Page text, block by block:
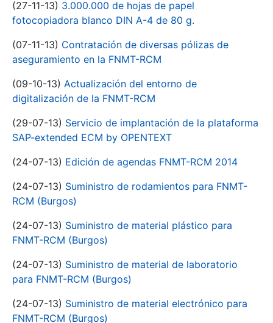
(27-11-13) 3.000.000 de hojas de papel
fotocopiadora blanco DIN A-4 de 80 g.
(07-11-13) Contratación de diversas pólizas de
aseguramiento en la FNMT-RCM
(09-10-13) Actualización del entorno de
digitalización de la FNMT-RCM
(29-07-13) Servicio de implantación de la plataforma
SAP-extended ECM by OPENTEXT
(24-07-13) Edición de agendas FNMT-RCM 2014
(24-07-13) Suministro de rodamientos para FNMT-
RCM (Burgos)
(24-07-13) Suministro de material plástico para
FNMT-RCM (Burgos)
(24-07-13) Suministro de material de laboratorio
para FNMT-RCM (Burgos)
(24-07-13) Suministro de material electrónico para
FNMT-RCM (Burgos)